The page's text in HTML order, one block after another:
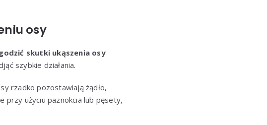
osy
skutki ukąszenia osy
szybkie działania.
rzadko pozostawiają żądło,
przy użyciu paznokcia lub pęsety,